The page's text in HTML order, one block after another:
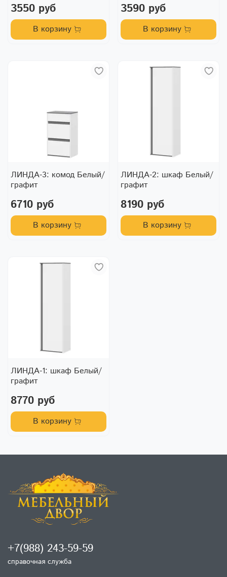
3550 руб
В корзину
3590 руб
В корзину
ЛИНДА-3: комод Белый/
графит
6710 руб
В корзину
ЛИНДА-2: шкаф Белый/
графит
8190 руб
В корзину
ЛИНДА-1: шкаф Белый/
графит
8770 руб
В корзину
+7(988) 243-59-59
справочная служба